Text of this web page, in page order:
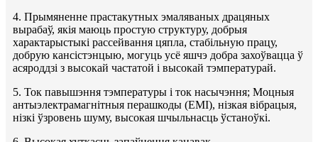
4. Прымяненне прастакутных эмаляваных драцяных
вырабаў, якія маюць простую структуру, добрыя
характарыстыкі рассейвання цяпла, стабільную працу,
добрую кансістэнцыю, могуць усё яшчэ добра захоўвацца ў
асяроддзі з высокай частатой і высокай тэмпературай.
5. Ток павышэння тэмпературы і ток насычэння; Моцныя
антыэлектрамагнітныя перашкоды (EMI), нізкая вібрацыя,
нізкі ўзровень шуму, высокая шчыльнасць ўстаноўкі.